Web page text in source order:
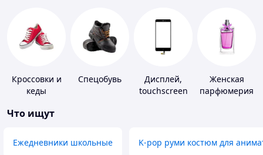
Кроссовки и
кеды
Спецобувь
Дисплей,
touchscreen
Женская
парфюмерия
Что ищут
Ежедневники школьные K-pop руми костюм для